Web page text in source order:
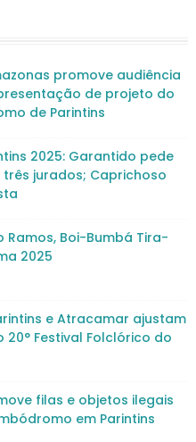
promove audiência
de projeto do
de Parintins
2025: Garantido pede
jurados; Caprichoso
Ramos, Boi-Bumbá Tira-
2025
e Atracamar ajustam
Festival Folclórico do
filas e objetos ilegais
em Parintins